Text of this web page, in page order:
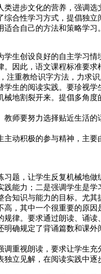
步文化的营养，强调选
合性学习方式，提倡独
合自己的方法和策略学习。
创设良好的自主学习情
因此，语文课程标准要
重教给识字方法，力求识
的阅读实践。要珍视学
地割裂开来。提倡多角
要努力选择贴近生活的
积极的参与精神，主要
，让学生反复机械地做
能力；二是强调学生是学
识与能力的目标。尤其
，其中一个很重要的原
律。要求通过朗读、诵读
确规定了背诵篇数和课外
视朗读，要求让学生充
立见解，在阅读实践中